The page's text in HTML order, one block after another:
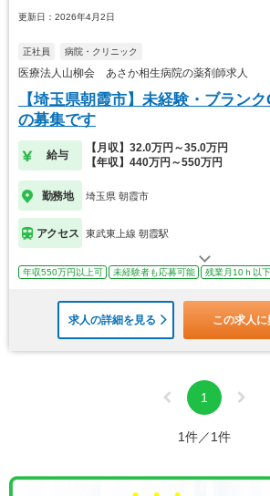
更新日：2026年4月2日
正社員 病院・クリニック
医療法人山柳会 あさか相生病院の薬剤師求人
【埼玉県朝霞市】未経験・ブラン
の募集です
給与
【月収】32.0万円～35.0万円
【年収】440万円～550万円
勤務地 埼玉県 朝霞市
アクセス 東武東上線 朝霞駅
年収550万円以上可 未経験者も応募可能 残業月10ｈ以下
求人の詳細を見る この求人
1
1件／1件